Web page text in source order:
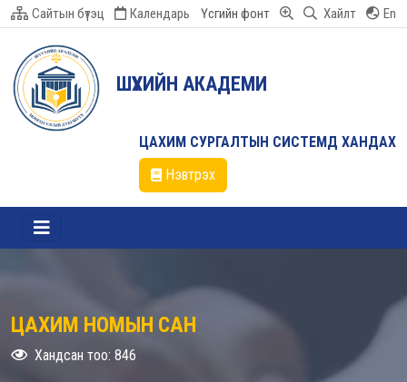
Сайтын бүтэц Календарь Үсгийн фонт Хайлт En
ШҮҮХИЙН АКАДЕМИ
ЦАХИМ СУРГАЛТЫН СИСТЕМД ХАНДАХ
Нэвтрэх
ЦАХИМ НОМЫН САН
Хандсан тоо: 846